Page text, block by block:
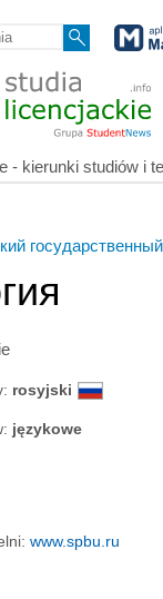
- kierunki studiów i
rosyjski
językowe
www.spbu.ru